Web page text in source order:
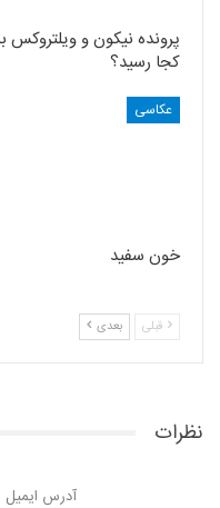
پرونده نیکون و ویلتروکس
کجا رسید؟
عکاسی
خون سفید
قبلی بعدی
نظرات
آدرس